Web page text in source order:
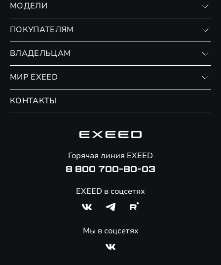
МОДЕЛИ
ПОКУПАТЕЛЯМ
Страхование
ВЛАДЕЛЬЦАМ
Сервис
Помощь на дорогах
Специальные предложения
МИР EXEED
КОНТАКТЫ
Горячая линия EXEED
8 800 700-80-03
EXEED в соцсетях
Мы в соцсетях